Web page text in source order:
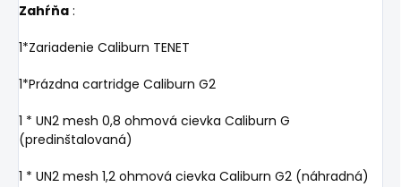
Zahŕňa :
1*Zariadenie Caliburn TENET
1*Prázdna cartridge Caliburn G2
1 * UN2 mesh 0,8 ohmová cievka Caliburn G
(predinštalovaná)
1 * UN2 mesh 1,2 ohmová cievka Caliburn G2 (náhradná)